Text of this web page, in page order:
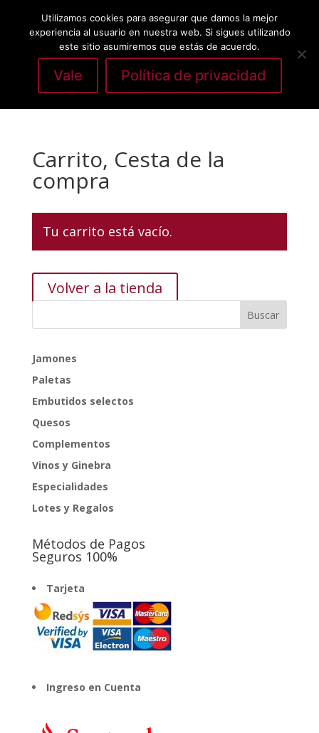
Seleccionar página
Carrito, Cesta de la
compra
Tu carrito está vacío.
Volver a la tienda
Jamones
Paletas
Embutidos selectos
Quesos
Complementos
Vinos y Ginebra
Especialidades
Lotes y Regalos
Métodos de Pagos
Seguros 100%
Tarjeta
Ingreso en Cuenta
Utilizamos cookies para asegurar que damos la mejor
experiencia al usuario en nuestra web. Si sigues utilizando
este sitio asumiremos que estás de acuerdo.
Vale Política de privacidad